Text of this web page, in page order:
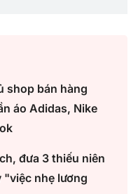
shop bán hàng
áo Adidas, Nike
đưa 3 thiếu niên
"việc nhẹ lương